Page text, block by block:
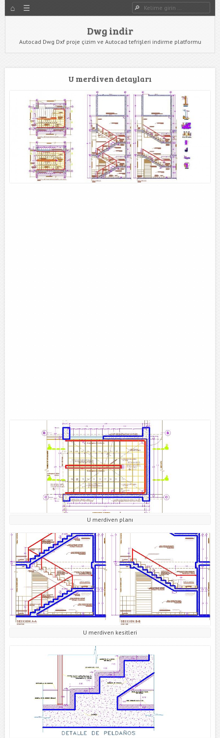
HOME Dwg Ara
Dwg indir
Autocad Dwg Dxf proje çizim ve Autocad tefrişleri indirme platformu
U merdiven detayları
U merdiven planı
U merdiven kesitleri